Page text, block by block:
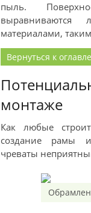
пыль.
материалами,
Вернуться к
монтаже
Как любые
создание рамы и
чреваты